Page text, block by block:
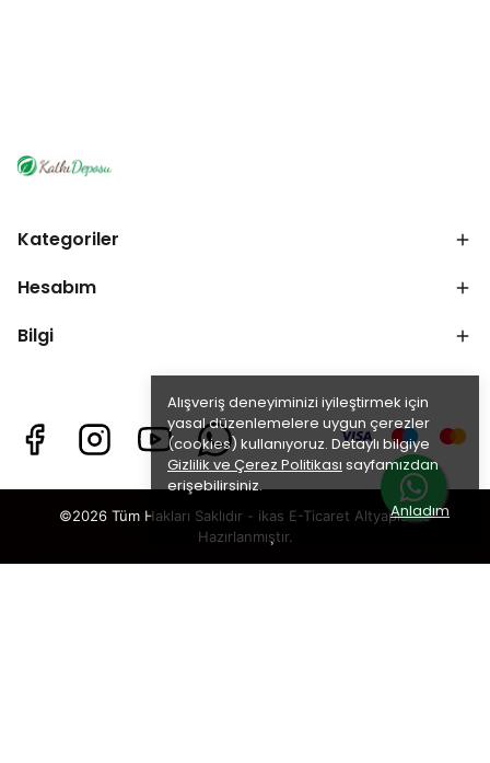
Alışveriş deneyiminizi iyileştirmek için
yasal düzenlemelere uygun çerezler
(cookies) kullanıyoruz. Detaylı bilgiye
Gizlilik ve Çerez Politikası sayfamızdan
erişebilirsiniz.
Anladım
Kategoriler
Hesabım
Bilgi
©2026 Tüm Hakları Saklıdır - ikas E-Ticaret Altyapısı ile
Hazırlanmıştır.